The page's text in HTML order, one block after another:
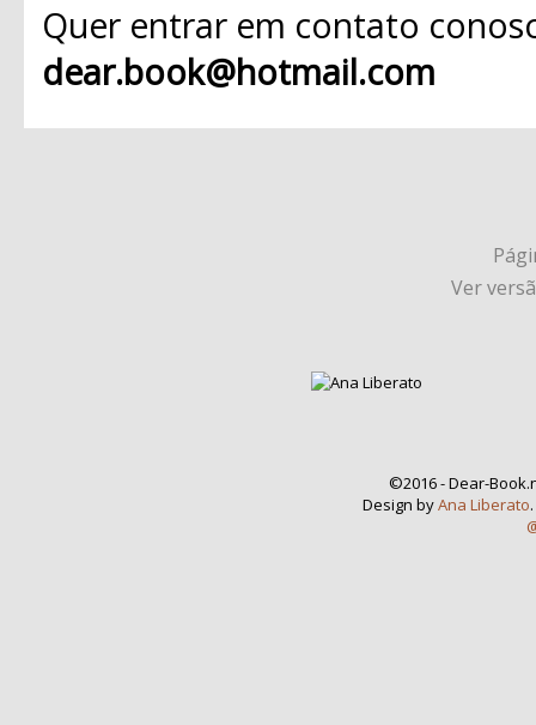
Quer entrar em contato
dear.book@hotmail.com
Ver
©2016 - Dear-
Design byAna Liberato